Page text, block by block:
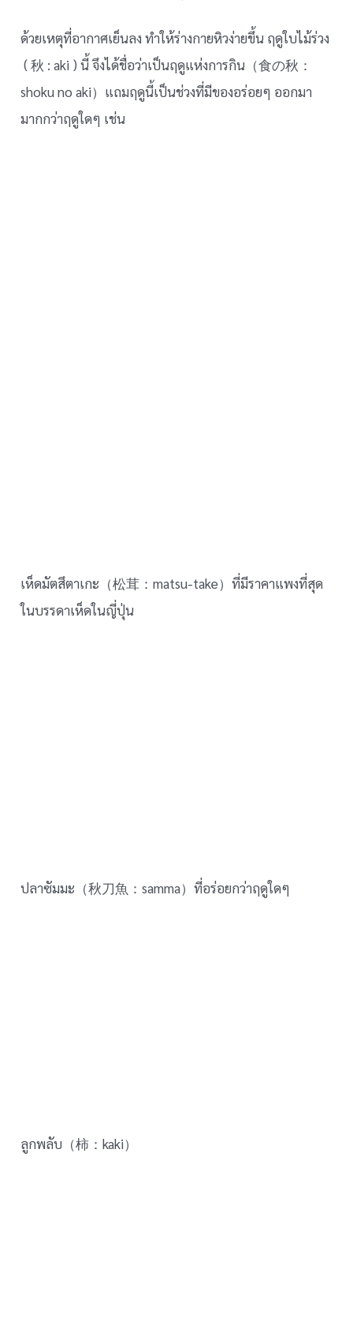
ด้วยเหตุที่อากาศเย็นลง ทำให้ร่างกายหิวง่ายขึ้น ฤดูใบไม้ร่วง
( 秋 : aki ) นี้ จึงได้ชื่อว่าเป็นฤดูแห่งการกิน（食の秋：
shoku no aki）แถมฤดูนี้เป็นช่วงที่มีของอร่อยๆ ออกมา
มากกว่าฤดูใดๆ เช่น
เห็ดมัตสึตาเกะ（松茸：matsu-take）ที่มีราคาแพงที่สุด
ในบรรดาเห็ดในญี่ปุ่น
ปลาซัมมะ（秋刀魚：samma）ที่อร่อยกว่าฤดูใดๆ
ลูกพลับ（柿：kaki）